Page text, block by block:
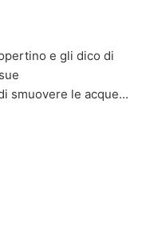
e gli dico di
smuovere le acque...